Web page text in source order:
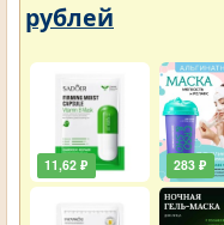
рублей
11,62 ₽ 283 ₽